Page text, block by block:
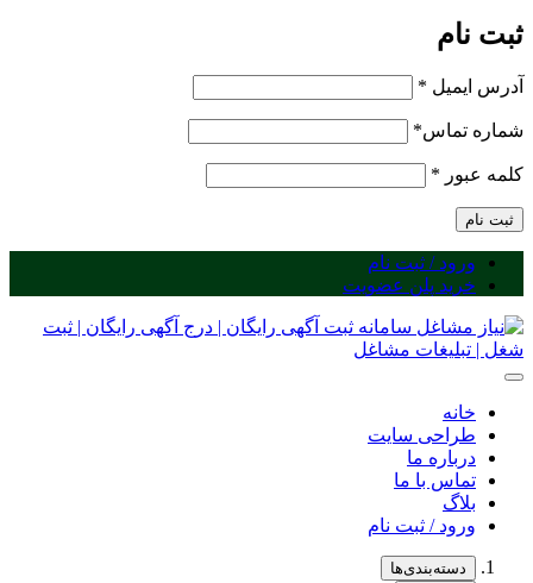
ثبت نام
آدرس ایمیل *
شماره تماس*
کلمه عبور *
ثبت نام
ورود / ثبت نام
خرید پلن عضویت
خانه
طراحی سایت
درباره ما
تماس با ما
بلاگ
ورود / ثبت نام
دسته‌بندی‌ها